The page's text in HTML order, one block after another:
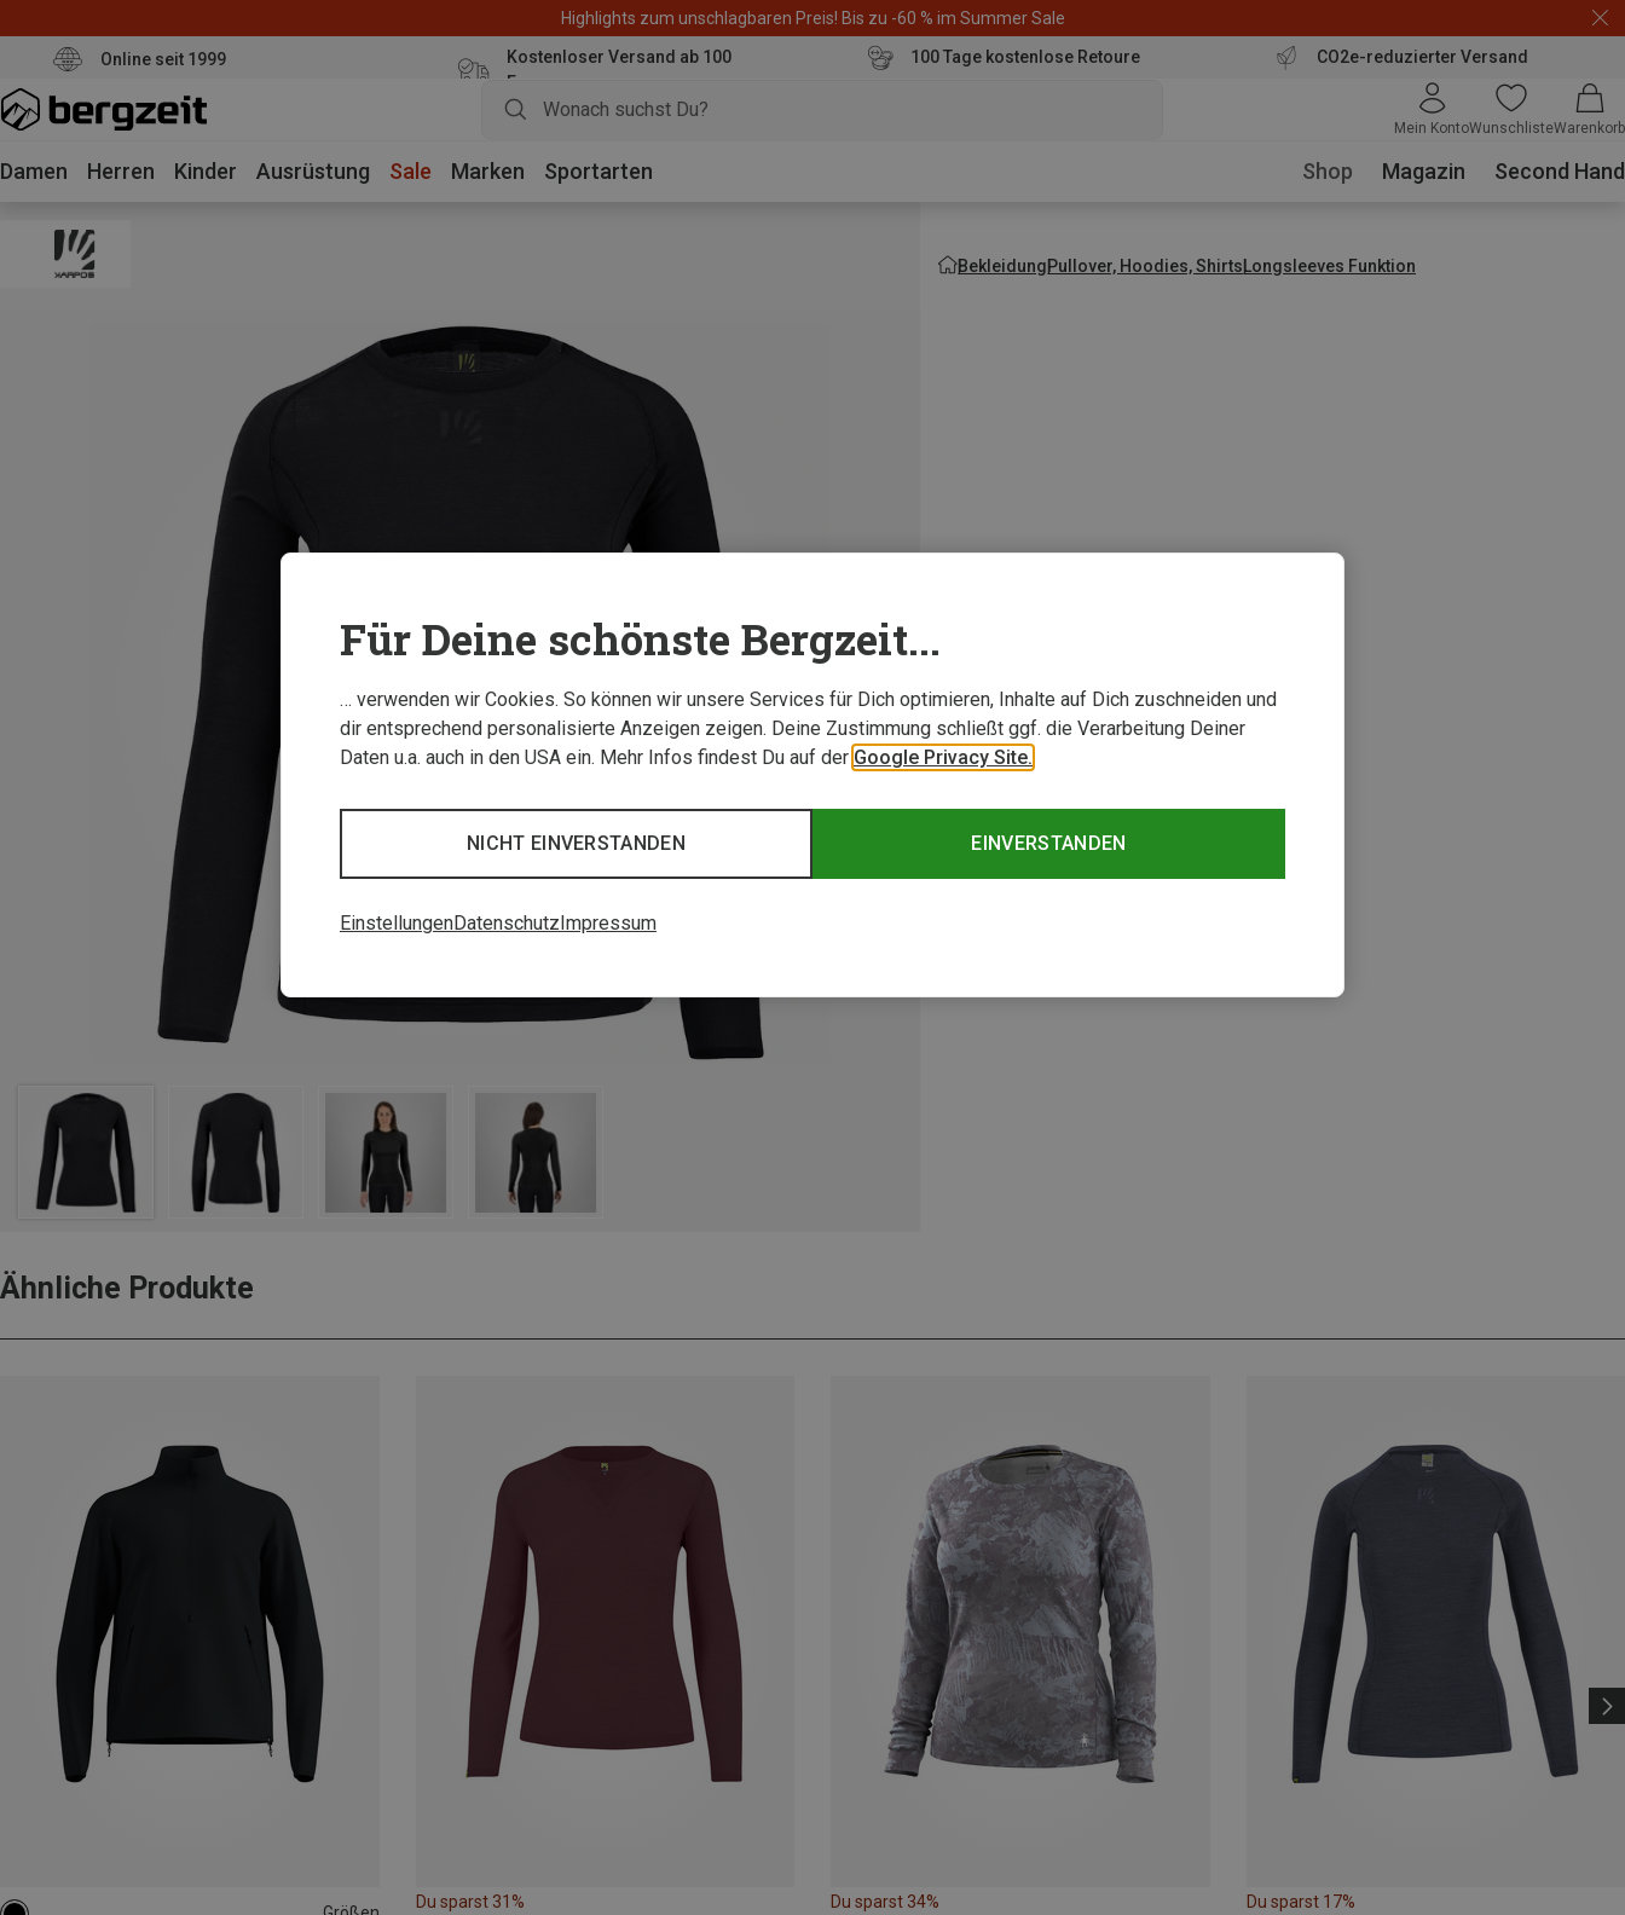
Highlights zum unschlagbaren Preis! Bis zu -60 % im Summer Sale
Online seit 1999
Kostenloser Versand ab 100
Euro
100 Tage kostenlose Retoure CO2e-reduzierter Versand
Mein KontoWunschlisteWarenkorb
Damen Herren Kinder Ausrüstung Sale Marken Sportarten Shop Magazin Second Hand
BekleidungPullover, Hoodies, ShirtsLongsleeves Funktion
Ähnliche Produkte
Du sparst 31% Du sparst 34% Du sparst 17%
Für Deine schönste Bergzeit...
… verwenden wir Cookies. So können wir unsere Services für Dich optimieren, Inhalte auf Dich zuschneiden und
dir entsprechend personalisierte Anzeigen zeigen. Deine Zustimmung schließt ggf. die Verarbeitung Deiner
Daten u.a. auch in den USA ein. Mehr Infos findest Du auf der Google Privacy Site.
EINVERSTANDEN
NICHT EINVERSTANDEN
EinstellungenDatenschutz Impressum